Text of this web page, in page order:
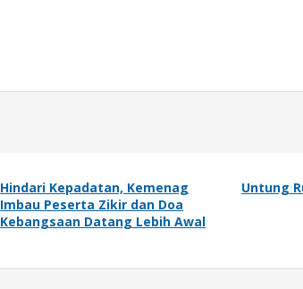
Hindari Kepadatan, Kemenag
Imbau Peserta Zikir dan Doa
Kebangsaan Datang Lebih Awal
Untung